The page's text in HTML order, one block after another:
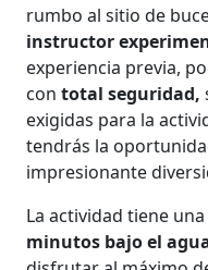
rumbo al sitio de
instructor
experiencia previa,
con total seguridad,
exigidas para la
tendrás la
impresionante
La actividad tiene
minutos bajo el